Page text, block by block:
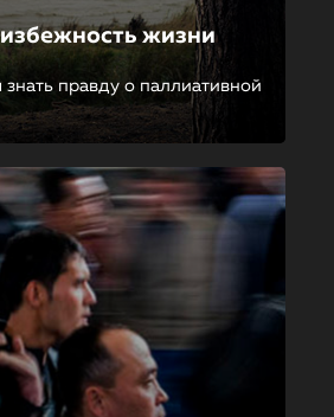
жизни
правду о паллиативной